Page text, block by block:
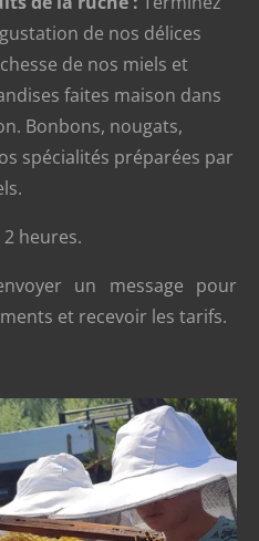
de nos délices
de nos miels et
faites maison dans
Bonbons, nougats,
spécialités préparées par
heures.
un message pour
et recevoir les tarifs.